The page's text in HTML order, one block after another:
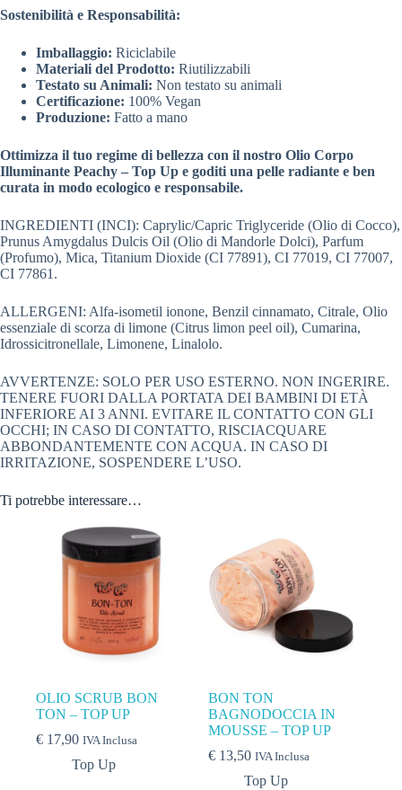
Sostenibilità e Responsabilità:
Imballaggio: Riciclabile
Materiali del Prodotto: Riutilizzabili
Testato su Animali: Non testato su animali
Certificazione: 100% Vegan
Produzione: Fatto a mano
Ottimizza il tuo regime di bellezza con il nostro Olio Corpo
Illuminante Peachy – Top Up e goditi una pelle radiante e ben
curata in modo ecologico e responsabile.
INGREDIENTI (INCI): Caprylic/Capric Triglyceride (Olio di Cocco),
Prunus Amygdalus Dulcis Oil (Olio di Mandorle Dolci), Parfum
(Profumo), Mica, Titanium Dioxide (CI 77891), CI 77019, CI 77007,
CI 77861.
ALLERGENI: Alfa-isometil ionone, Benzil cinnamato, Citrale, Olio
essenziale di scorza di limone (Citrus limon peel oil), Cumarina,
Idrossicitronellale, Limonene, Linalolo.
AVVERTENZE: SOLO PER USO ESTERNO. NON INGERIRE.
TENERE FUORI DALLA PORTATA DEI BAMBINI DI ETÀ
INFERIORE AI 3 ANNI. EVITARE IL CONTATTO CON GLI
OCCHI; IN CASO DI CONTATTO, RISCIACQUARE
ABBONDANTEMENTE CON ACQUA. IN CASO DI
IRRITAZIONE, SOSPENDERE L’USO.
Ti potrebbe interessare…
OLIO SCRUB BON
TON – TOP UP
€ 17,90 IVA Inclusa
Top Up
BON TON
BAGNODOCCIA IN
MOUSSE – TOP UP
€ 13,50 IVA Inclusa
Top Up